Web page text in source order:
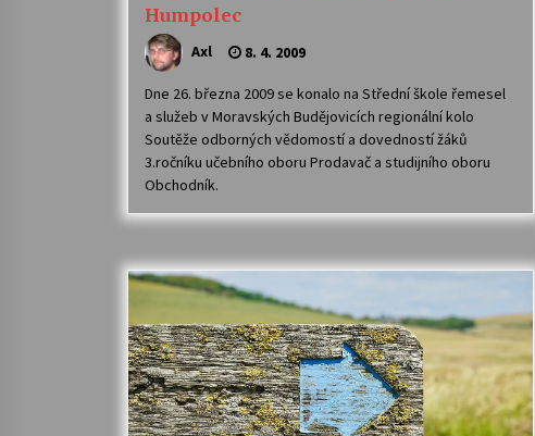
Humpolec
Axl 8. 4. 2009
Dne 26. března 2009 se konalo na Střední škole řemesel
a služeb v Moravských Budějovicích regionální kolo
Soutěže odborných vědomostí a dovedností žáků
3.ročníku učebního oboru Prodavač a studijního oboru
Obchodník.